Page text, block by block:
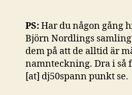
PS:Har du någon gång
Björn Nordlings
dem på att de alltid är
namnteckning. Dra i så
[at] dj50spann punkt se.